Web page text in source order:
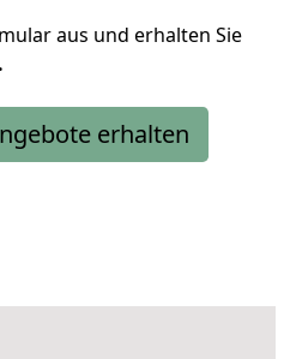
aus und erhalten Sie
erhalten